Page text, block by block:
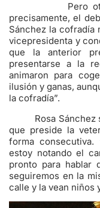
Pero otra de
precisamente, el
Sánchez la cofradía
vicepresidenta y
que la anterior
presentarse a la
animaron para
ilusión y ganas,
la cofradía”.
Rosa Sánchez
que preside la
forma
estoy notando el
pronto para hablar
seguiremos en la
calle y la vean niños